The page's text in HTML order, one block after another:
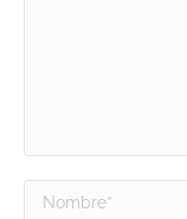
Nombre *